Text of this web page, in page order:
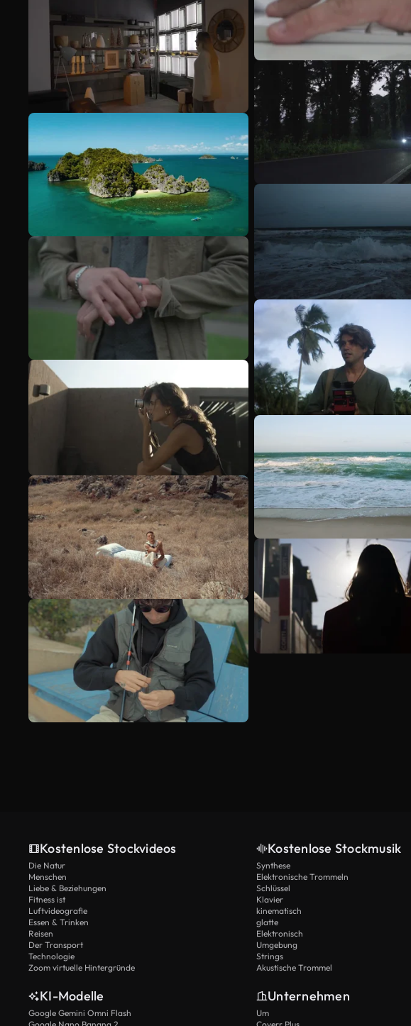
Kostenlose Stockvideos
Die Natur
Menschen
Liebe & Beziehungen
Fitness ist
Luftvideografie
Essen & Trinken
Reisen
Der Transport
Technologie
Zoom virtuelle Hintergründe
Kostenlose Stockmusik
Synthese
Elektronische Trommeln
Schlüssel
Klavier
kinematisch
glatte
Elektronisch
Umgebung
Strings
Akustische Trommel
KI-Modelle
Google Gemini Omni Flash
Unternehmen
Um